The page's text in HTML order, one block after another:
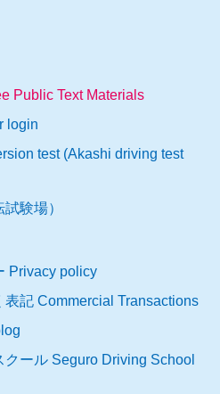
Public Text Materials
login
test (Akashi driving test
験場）
Privacy policy
記 Commercial Transactions
ール Seguro Driving School